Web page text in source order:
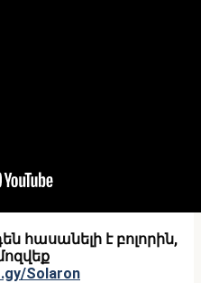
հասանելի է բոլորին,
Solaron